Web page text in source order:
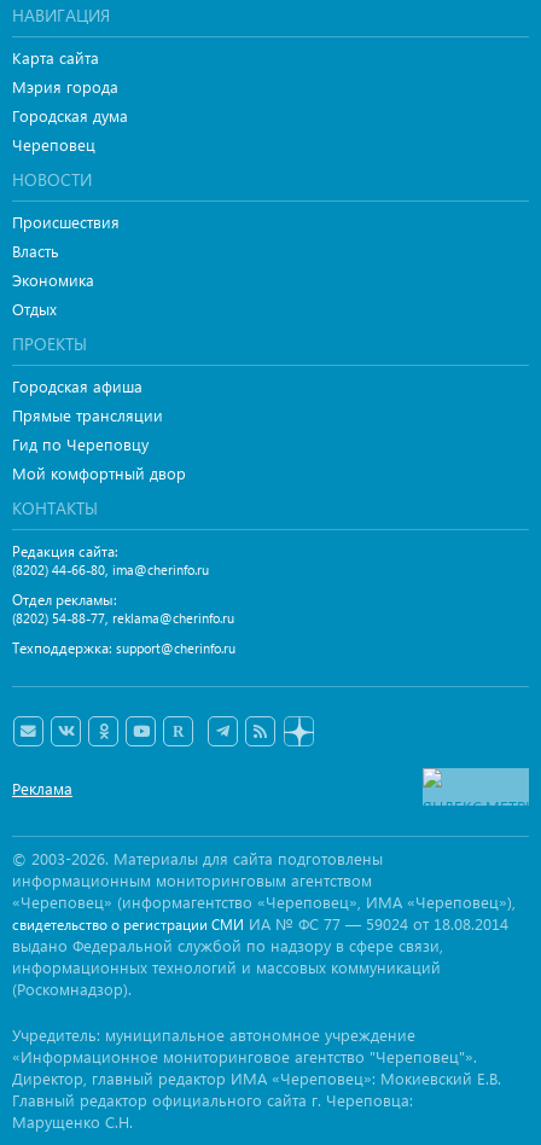
НАВИГАЦИЯ
Карта сайта
Мэрия города
Городская дума
Череповец
НОВОСТИ
Происшествия
Власть
Экономика
Отдых
ПРОЕКТЫ
Городская афиша
Прямые трансляции
Гид по Череповцу
Мой комфортный двор
КОНТАКТЫ
Редакция сайта:
(8202) 44-66-80, ima@cherinfo.ru
Отдел рекламы:
(8202) 54-88-77, reklama@cherinfo.ru
Техподдержка: support@cherinfo.ru
Реклама
© 2003-2026. Материалы для сайта подготовлены
информационным мониторинговым агентством
«Череповец» (информагентство «Череповец», ИМА «Череповец»),
свидетельство о регистрации СМИ ИА № ФС 77 — 59024 от 18.08.2014
выдано Федеральной службой по надзору в сфере связи,
информационных технологий и массовых коммуникаций
(Роскомнадзор).
Учредитель: муниципальное автономное учреждение
«Информационное мониторинговое агентство "Череповец"».
Директор, главный редактор ИМА «Череповец»: Мокиевский Е.В.
Главный редактор официального сайта г. Череповца:
Марущенко С.Н.